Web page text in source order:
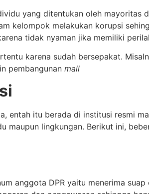
yang ditentukan oleh
kelompok melakukan korupsi
tidak nyaman jika memiliki
karena sudah bersepakat.
pembangunan mall
entah itu berada di institusi resmi
maupun lingkungan. Berikut ini,
anggota DPR yaitu menerima